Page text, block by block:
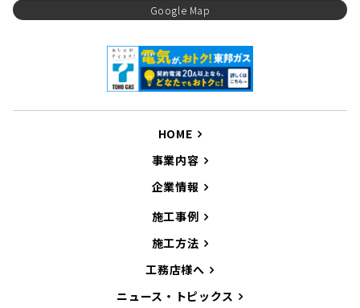
Google Map
HOME
事業内容
企業情報
施工事例
施工方法
工務店様へ
ニュース・トピックス